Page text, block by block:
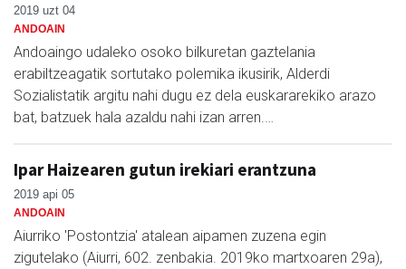
2019 uzt 04
ANDOAIN
Andoaingo udaleko osoko bilkuretan gaztelania
erabiltzeagatik sortutako polemika ikusirik, Alderdi
Sozialistatik argitu nahi dugu ez dela euskararekiko arazo
bat, batzuek hala azaldu nahi izan arren.…
Ipar Haizearen gutun irekiari erantzuna
2019 api 05
ANDOAIN
Aiurriko 'Postontzia' atalean aipamen zuzena egin
zigutelako (Aiurri, 602. zenbakia. 2019ko martxoaren 29a),